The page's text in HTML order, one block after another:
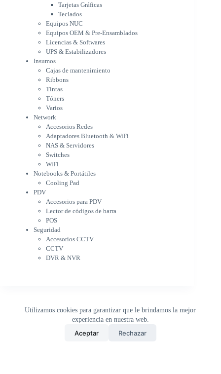
Utilizamos cookies para garantizar que le brindamos la mejor
experiencia en nuestra web.
Aceptar Rechazar
UPS & Estabilizadores
Insumos
Cajas de mantenimiento
Ribbons
Tintas
Tóners
Varios
Network
Accesorios Redes
Adaptadores Bluetooth & WiFi
NAS & Servidores
Switches
WiFi
Notebooks & Portátiles
Cargador para notebook
Cooling Pad
PDV
Accesorios para PDV
Lector de códigos de barra
POS
Seguridad
Accesorios CCTV
CCTV
DVR & NVR
Sin categorizar
Tarjetas Gráficas
Teclados
Equipos NUC
Equipos OEM & Pre-Ensamblados
Licencias & Softwares
UPS & Estabilizadores
Insumos
Cajas de mantenimiento
Ribbons
Tintas
Tóners
Varios
Network
Accesorios Redes
Adaptadores Bluetooth & WiFi
NAS & Servidores
Switches
WiFi
Notebooks & Portátiles
Cooling Pad
PDV
Accesorios para PDV
Lector de códigos de barra
POS
Seguridad
Accesorios CCTV
CCTV
DVR & NVR